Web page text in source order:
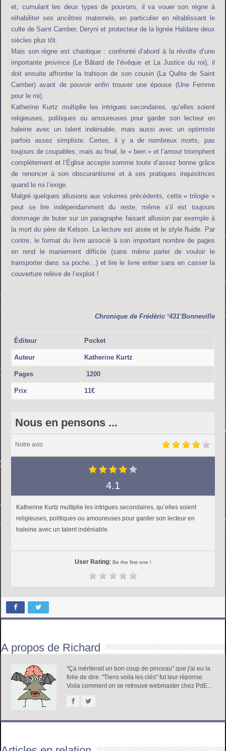
et, cumulant les deux types de pouvoirs, il va vouer son règne à
réhabiliter ses ancêtres maternels, en particulier en rétablissant le
culte de Saint Camber, Deryni et protecteur de la lignée Haldane deux
siècles plus tôt.
Mais son règne est chaotique : confronté d’abord à la révolte d’une
importante province (Le Bâtard de l’évêque et La Justice du roi), il
doit ensuite affronter la trahison de son cousin (La Quête de Saint
Camber) avant de pouvoir enfin trouver une épouse (Une Femme
pour le roi).
Katherine Kurtz multiplie les intrigues secondaires, qu’elles soient
religieuses, politiques ou amoureuses pour garder son lecteur en
haleine avec un talent indéniable, mais aussi avec un optimiste
parfois assez simpliste. Certes, il y a de nombreux morts, pas
toujours de coupables, mais au final, le « bien » et l’amour triomphent
complètement et l’Église accepte somme toute d’assez bonne grâce
de renoncer à son obscurantisme et à ses pratiques inquisitrices
quand le roi l’exige.
Malgré quelques allusions aux volumes précédents, cette « trilogie »
peut se lire indépendamment du reste, même s’il est toujours
dommage de buter sur un paragraphe faisant allusion par exemple à
la mort du père de Kelson. La lecture est aisée et le style fluide. Par
contre, le format du livre associé à son important nombre de pages
en rend le maniement difficile (sans même parler de vouloir le
transporter dans sa poche…) et lire le livre entier sans en casser la
couverture relève de l’exploit !
Chronique de Frédéric ‘431’Bonneville
Éditeur Pocket
Auteur Katherine Kurtz
Pages 1200
Prix 11€
Nous en pensons ...
Notre avis
4.1
Katherine Kurtz multiplie les intrigues secondaires, qu’elles soient
religieuses, politiques ou amoureuses pour garder son lecteur en
haleine avec un talent indéniable.
User Rating: Be the first one !
A propos de Richard
"Ça mériterait un bon coup de pinceau" que j'ai eu la
folie de dire. "Tiens voila les clés" fut leur réponse.
Voila comment on se retrouve webmaster chez PdE...